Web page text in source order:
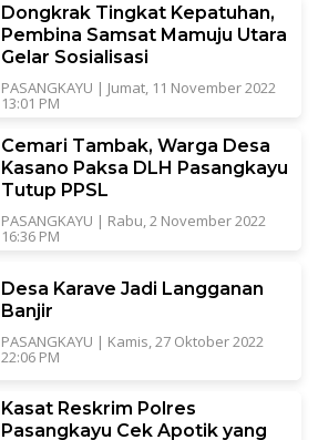
Dongkrak Tingkat Kepatuhan,
Pembina Samsat Mamuju Utara
Gelar Sosialisasi
PASANGKAYU | Jumat, 11 November 2022
13:01 PM
Cemari Tambak, Warga Desa
Kasano Paksa DLH Pasangkayu
Tutup PPSL
PASANGKAYU | Rabu, 2 November 2022
16:36 PM
Desa Karave Jadi Langganan
Banjir
PASANGKAYU | Kamis, 27 Oktober 2022
22:06 PM
Kasat Reskrim Polres
Pasangkayu Cek Apotik yang